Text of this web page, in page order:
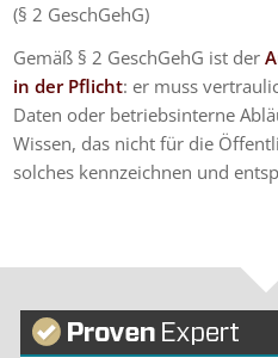
(§ 2 GeschGehG)
Gemäß § 2 GeschGehG ist der
in der Pflicht: er muss
Daten oder betriebsinterne
Wissen, das nicht für die
solches kennzeichnen und